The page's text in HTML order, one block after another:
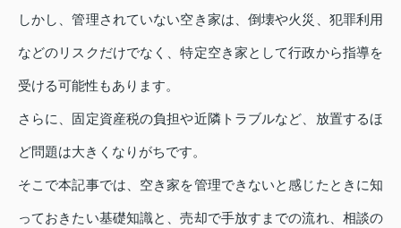
しかし、管理されていない空き家は、倒壊や火災、犯罪利用
などのリスクだけでなく、特定空き家として行政から指導を
受ける可能性もあります。
さらに、固定資産税の負担や近隣トラブルなど、放置するほ
ど問題は大きくなりがちです。
そこで本記事では、空き家を管理できないと感じたときに知
っておきたい基礎知識と、売却で手放すまでの流れ、相談の